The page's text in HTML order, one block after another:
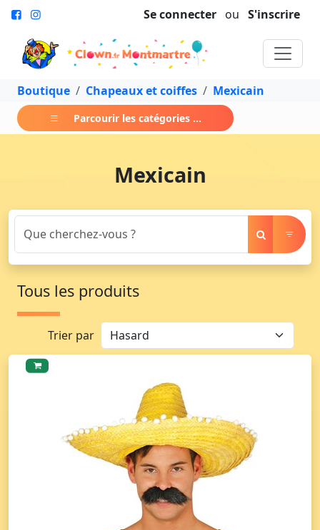
Se connecter ou S'inscrire
Boutique Chapeaux et coiffes Mexicain
Parcourir les catégories ...
Mexicain
Tous les produits
Trier par